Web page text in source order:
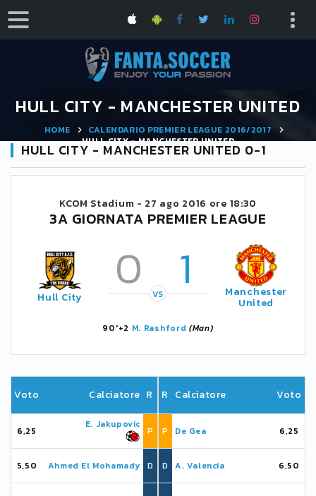
HULL CITY - MANCHESTER UNITED
HOME
CALENDARIO PREMIER LEAGUE 2016/2017
HULL CITY - MANCHESTER UNITED
HULL CITY - MANCHESTER UNITED 0-1
KCOM Stadium - 27 ago 2016 ore 18:30
3A GIORNATA PREMIER LEAGUE
Hull City 0 1
VS Manchester
United
90'+2 M. Rashford (Man)
Voto Calciatore R
6,25
E. Jakupovic
P
5,50 Ahmed El Mohamady D
R Calciatore Voto
P De Gea 6,25
D A. Valencia 6,50